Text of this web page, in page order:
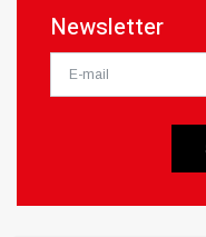
Newsletter